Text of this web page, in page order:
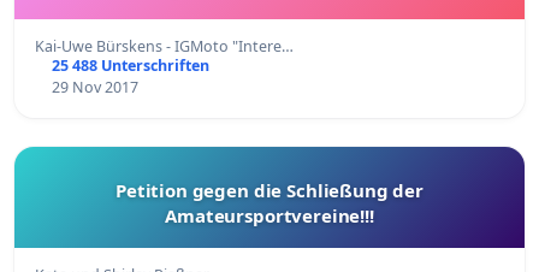
Kai-Uwe Bürskens - IGMoto "Intere…
25 488 Unterschriften
29 Nov 2017
Petition gegen die Schließung der
Amateursportvereine!!!